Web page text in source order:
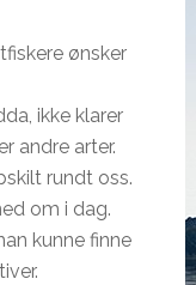
ønsker
ikke klarer
andre arter.
rundt oss.
om i dag.
kunne finne